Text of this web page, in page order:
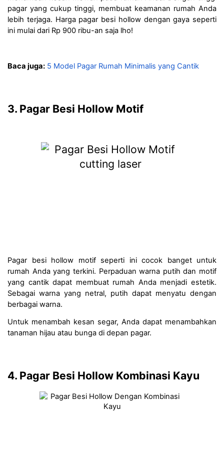
pagar yang cukup tinggi, membuat keamanan rumah Anda
lebih terjaga. Harga pagar besi hollow dengan gaya seperti
ini mulai dari Rp 900 ribu-an saja lho!
Baca juga: 5 Model Pagar Rumah Minimalis yang Cantik
3. Pagar Besi Hollow Motif
Pagar besi hollow motif seperti ini cocok banget untuk
rumah Anda yang terkini. Perpaduan warna putih dan motif
yang cantik dapat membuat rumah Anda menjadi estetik.
Sebagai warna yang netral, putih dapat menyatu dengan
berbagai warna.
Untuk menambah kesan segar, Anda dapat menambahkan
tanaman hijau atau bunga di depan pagar.
4. Pagar Besi Hollow Kombinasi Kayu